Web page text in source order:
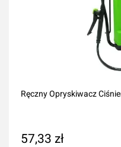
Ręczny Opryskiwacz
57,33 zł